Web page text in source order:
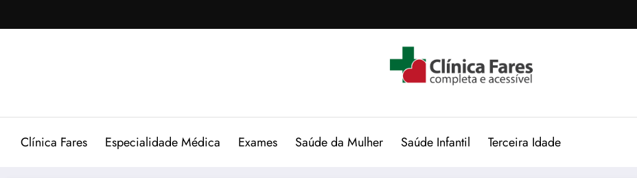
para
Clínica Fares Especialidade Médica Exames Saúde da Mulher Saúde Infantil Terceira Idade